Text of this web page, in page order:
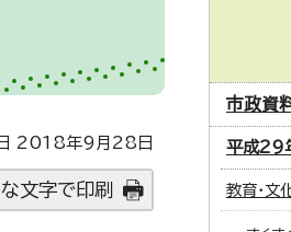
2018年9月28日
文字で印刷
市政資
平成29
教育・文